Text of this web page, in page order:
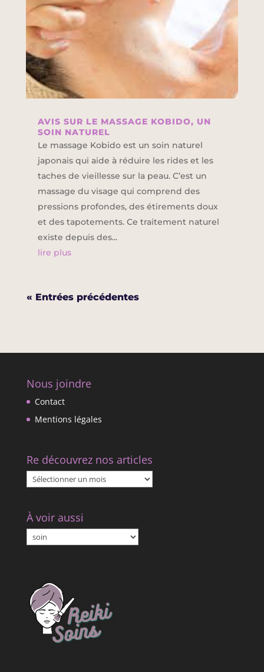
AVIS SUR LE MASSAGE KOBIDO, UN
SOIN NATUREL
Le massage Kobido est un soin naturel
japonais qui aide à réduire les rides et les
taches de vieillesse sur la peau. C’est un
massage du visage qui comprend des
pressions profondes, des étirements doux
et des tapotements. Ce traitement naturel
existe depuis des...
lire plus
« Entrées précédentes
Nous joindre
Contact
Mentions légales
Re découvrez nos articles
Re
découvrez
articles
À voir aussi
voir